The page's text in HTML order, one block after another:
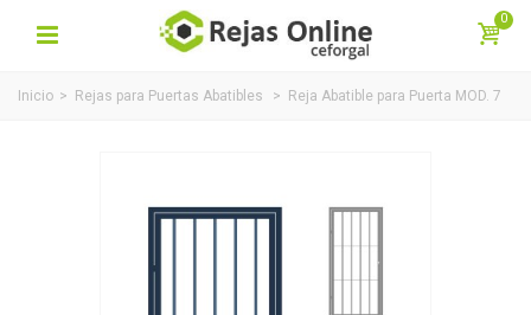
0
Inicio > Rejas para Puertas Abatibles > Reja Abatible para Puerta MOD. 7